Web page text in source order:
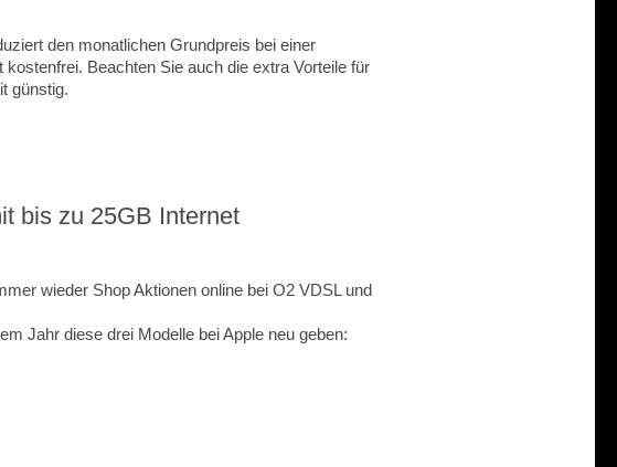
den monatlichen Grundpreis bei einer
Beachten Sie auch die extra Vorteile für
günstig.
bis zu 25GB Internet
wieder Shop Aktionen online bei O2 VDSL und
Jahr diese drei Modelle bei Apple neu geben: